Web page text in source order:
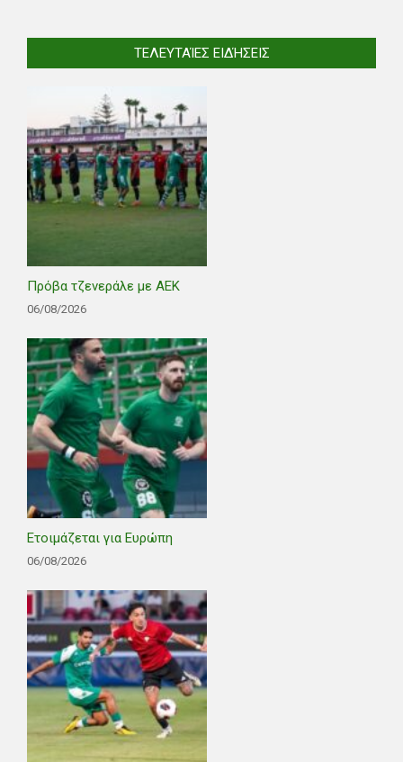
ΤΕΛΕΥΤΑΊΕΣ ΕΙΔΉΣΕΙΣ
Πρόβα τζενεράλε με ΑΕΚ
06/08/2026
Ετοιμάζεται για Ευρώπη
06/08/2026